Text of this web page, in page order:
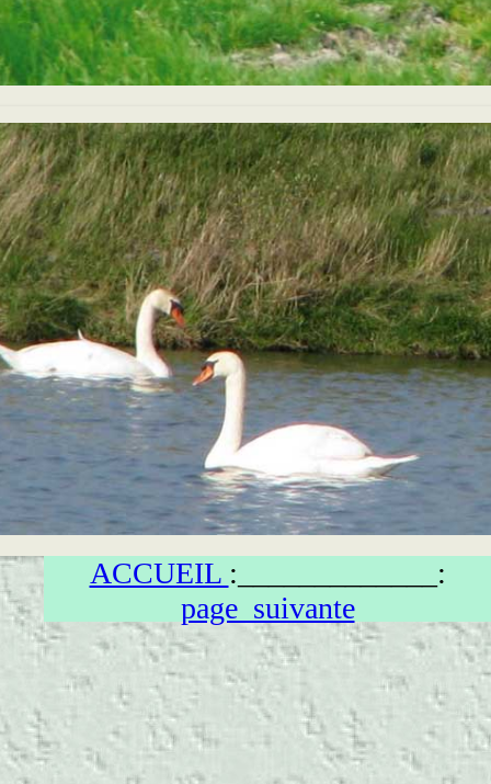
ACCUEIL :_____________:
page_suivante